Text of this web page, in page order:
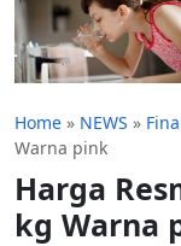
Home » NEWS »
Warna pink
Harga
kg Warna